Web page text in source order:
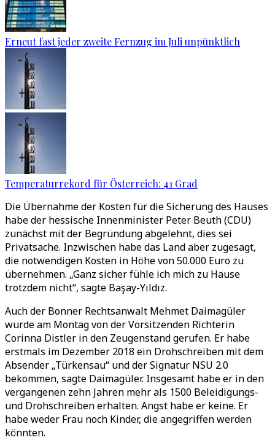
Erneut fast jeder zweite Fernzug im Juli unpünktlich
Temperaturrekord für Österreich: 41 Grad
Die Übernahme der Kosten für die Sicherung des Hauses
habe der hessische Innenminister Peter Beuth (CDU)
zunächst mit der Begründung abgelehnt, dies sei
Privatsache. Inzwischen habe das Land aber zugesagt,
die notwendigen Kosten in Höhe von 50.000 Euro zu
übernehmen. „Ganz sicher fühle ich mich zu Hause
trotzdem nicht“, sagte Başay-Yıldız.
Auch der Bonner Rechtsanwalt Mehmet Daimagüler
wurde am Montag von der Vorsitzenden Richterin
Corinna Distler in den Zeugenstand gerufen. Er habe
erstmals im Dezember 2018 ein Drohschreiben mit dem
Absender „Türkensau“ und der Signatur NSU 2.0
bekommen, sagte Daimagüler. Insgesamt habe er in den
vergangenen zehn Jahren mehr als 1500 Beleidigungs-
und Drohschreiben erhalten. Angst habe er keine. Er
habe weder Frau noch Kinder, die angegriffen werden
könnten.